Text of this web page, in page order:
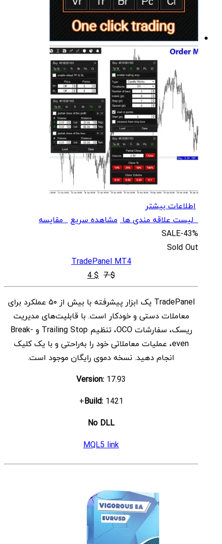
اطلاعات بیشتر
لیست علاقه مندی ها مشاهده سریعمقایسه
SALE-43%
Sold Out
TradePanel MT4
$
7
قیمت
اصلی
$ 7
بود.
$
4 قیمت
فعلی
$ 4
است.
TradePanel یک ابزار پیشرفته با بیش از ۵۰ عملکرد برای
معاملات دستی و خودکار است. با قابلیت‌های مدیریت
ریسک، سفارشات OCO، تنظیم Trailing Stop و Break-
even، عملیات معاملاتی خود را به‌راحتی و با یک کلیک
انجام دهید. نسخه دموی رایگان موجود است.
Version: 17.93
Build:1421+
No DLL
MQL5 link